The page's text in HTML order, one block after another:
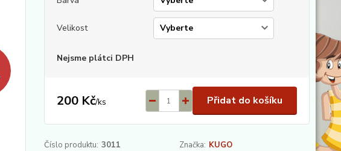
Velikost
Nejsme plátci DPH
200 Kč/ks Přidat do košíku
Číslo produktu: 3011 Značka: KUGO